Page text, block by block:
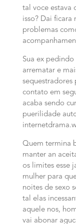
tal voce estava
isso? Dai ficara
problemas
Sua ex
arrematar e
contato em
acaba sendo
puerilidade
Quem termina
manter an
os limites esse
mulher para
noites de sexo
tal elas
aquele nos,
vai abonar